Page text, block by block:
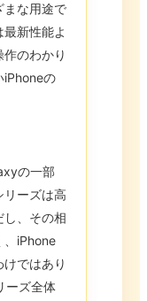
まな用途で
新性能よ
のわかり
iPhoneの
の一部
リーズは高
し、その相
、iPhone
ではあり
ーズ全体